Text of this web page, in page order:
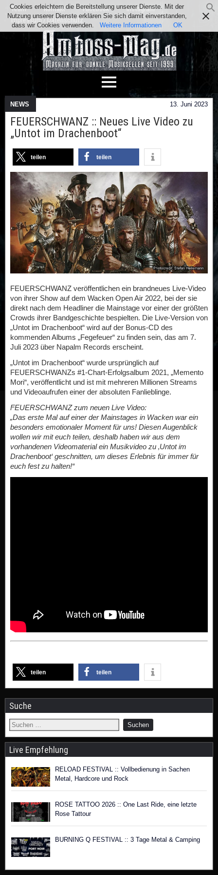
Team Kontakt Facebook
Instagram
Impressum / Datenschutz
NEWS 13. Juni 2023
FEUERSCHWANZ :: Neues Live Video zu
„Untot im Drachenboot“
teilen teilen
FEUERSCHWANZ veröffentlichen ein brandneues Live-Video
von ihrer Show auf dem Wacken Open Air 2022, bei der sie
direkt nach dem Headliner die Mainstage vor einer der größten
Crowds ihrer Bandgeschichte bespielten. Die Live-Version von
„Untot im Drachenboot“ wird auf der Bonus-CD des
kommenden Albums „Fegefeuer“ zu finden sein, das am 7.
Juli 2023 über Napalm Records erscheint.
„Untot im Drachenboot“ wurde ursprünglich auf
FEUERSCHWANZs #1-Chart-Erfolgsalbum 2021, „Memento
Mori“, veröffentlicht und ist mit mehreren Millionen Streams
und Videoaufrufen einer der absoluten Fanlieblinge.
FEUERSCHWANZ zum neuen Live Video:
„Das erste Mal auf einer der Mainstages in Wacken war ein
besonders emotionaler Moment für uns! Diesen Augenblick
wollen wir mit euch teilen, deshalb haben wir aus dem
vorhandenen Videomaterial ein Musikvideo zu ‚Untot im
Drachenboot‘ geschnitten, um dieses Erlebnis für immer für
euch fest zu halten!“
teilen teilen
Suche
Live Empfehlung
RELOAD FESTIVAL :: Vollbedienung in Sachen
Metal, Hardcore und Rock
ROSE TATTOO 2026 :: One Last Ride, eine letzte
Rose Tattour
BURNING Q FESTIVAL :: 3 Tage Metal & Camping
Cookies erleichtern die Bereitstellung unserer Dienste. Mit der
Nutzung unserer Dienste erklären Sie sich damit einverstanden,
dass wir Cookies verwenden.
Weitere Informationen OK